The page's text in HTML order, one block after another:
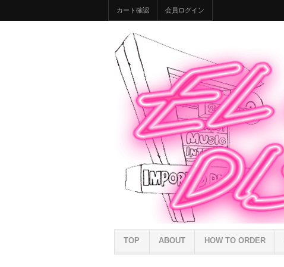
カート確認 会員ログイン
TOP ABOUT HOW TO ORDER